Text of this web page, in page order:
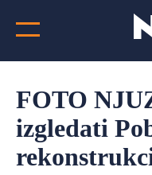
FOTO
izgledati